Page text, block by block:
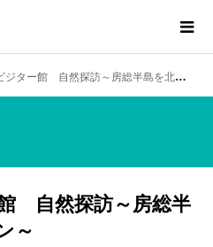
ー館 自然探訪～房総半島を北上するキョン～
自然探訪～房総半
～